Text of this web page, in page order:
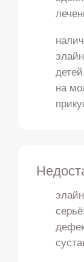
на